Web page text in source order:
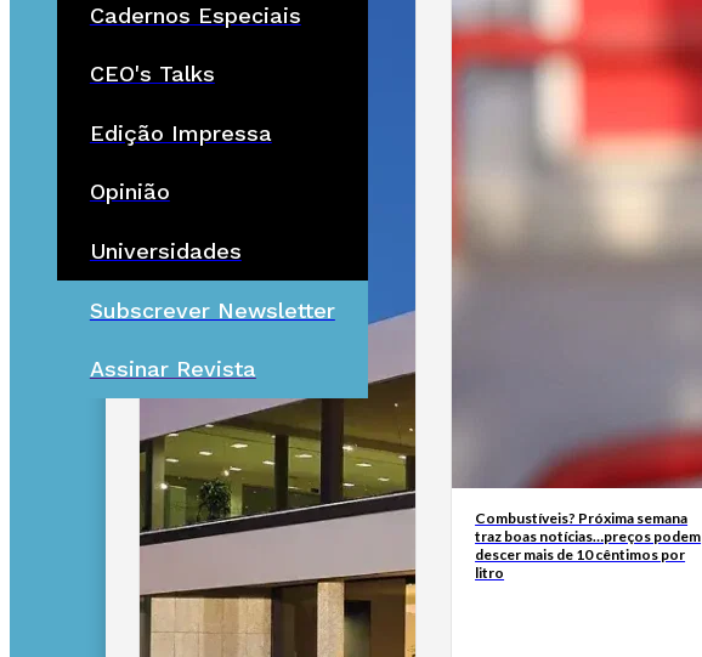
Cadernos Especiais
CEO's Talks
Edição Impressa
Opinião
Universidades
Subscrever Newsletter
Assinar Revista
Combustíveis? Próxima semana
traz boas notícias…preços podem
descer mais de 10 cêntimos por
litro